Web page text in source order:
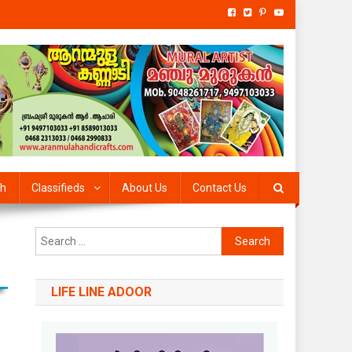
Classifieds About Us Contact Us
Search
for:
LIFE LINE ADOOR